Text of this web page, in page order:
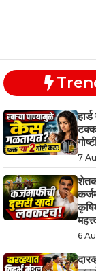
7
6